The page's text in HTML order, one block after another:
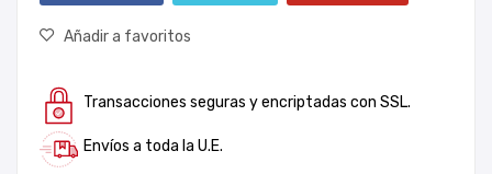
Añadir a favoritos
Transacciones seguras y encriptadas con SSL.
Envíos a toda la U.E.